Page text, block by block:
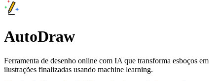
AutoDraw
Ferramenta de desenho online com IA que transforma esboços em
ilustrações finalizadas usando machine learning.